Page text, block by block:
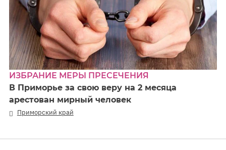
ИЗБРАНИЕ МЕРЫ ПРЕСЕЧЕНИЯ
В Приморье за свою веру на 2 месяца
арестован мирный человек
Приморский край